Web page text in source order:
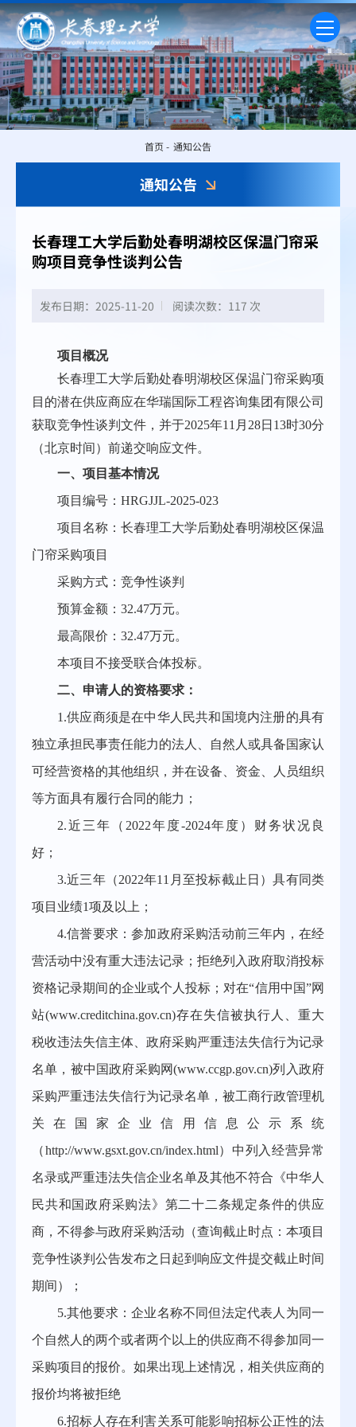
通知公告
首页 - 通知公告
长春理工大学后勤处春明湖校区保温门帘采
购项目竞争性谈判公告
发布日期：2025-11-20 阅读次数： 117 次
项目概况
长春理工大学后勤处春明湖校区保温门帘采购项
目的潜在供应商应在华瑞国际工程咨询集团有限公司
获取竞争性谈判文件，并于2025年11月28日13时30分
（北京时间）前递交响应文件。
一、项目基本情况
项目 编号： HRGJJL-2025-023
项目名称： 长春理工大学后勤处春明湖校区保温
门帘采购项目
采购方式：竞争性谈判
预算金额： 32.47万元。
最高限价： 32.47万元。
本项目不接受联合体投标。
二、申请人的资格要求：
1.供应商须是在中华人民共和国境内注册的具有
独立承担民事责任能力的法人、自然人或具备国家认
可经营资格的其他组织，并在设备、资金、人员组织
等方面具有履行合同的能力；
2.近 三年（ 2022年 度-2024年度）财务状况良
好；
3.近三年（2022年11月至投标截止日）具有同类
项目业绩1项及以上；
4.信誉要求：参加政府采购活动前三年内，在经
营活动中没有重大违法记录；拒绝列入政府取消投标
资格记录期间的企业或个人投标；对在“信用中国”网
站(www.creditchina.gov.cn)存在失信被执行人、重大
税收违法失信主体、政府采购严重违法失信行为记录
名单，被中国政府采购网(www.ccgp.gov.cn)列入政府
采购严重违法失信行为记录名单，被工商行政管理机
关在国家企业信用信息公示系统
（http://www.gsxt.gov.cn/index.html）中列入经营异常
名录或严重违法失信企业名单及其他不符合《中华人
民共和国政府采购法》第二十二条规定条件的供应
商，不得参与政府采购活动（查询截止时点：本项目
竞争性谈判 公告发布之日起到响应文件提交截止时间
期间）；
5.其他要求：企业名称不同但法定代表人为同一
个自然人的两个或者两个以上的供应商不得参加同一
采购项目的报价。如果出现上述情况，相关供应商的
报价均将被拒绝
6.招标人存在利害关系可能影响招标公正性的法